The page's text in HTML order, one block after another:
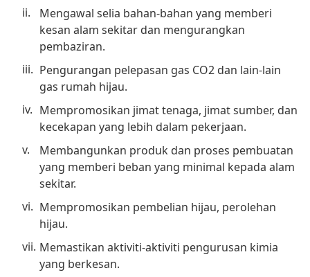
Mengawal selia bahan-bahan yang memberi
kesan alam sekitar dan mengurangkan
pembaziran.
Pengurangan pelepasan gas CO2 dan lain-lain
gas rumah hijau.
Mempromosikan jimat tenaga, jimat sumber, dan
kecekapan yang lebih dalam pekerjaan.
Membangunkan produk dan proses pembuatan
yang memberi beban yang minimal kepada alam
sekitar.
Mempromosikan pembelian hijau, perolehan
hijau.
Memastikan aktiviti-aktiviti pengurusan kimia
yang berkesan.